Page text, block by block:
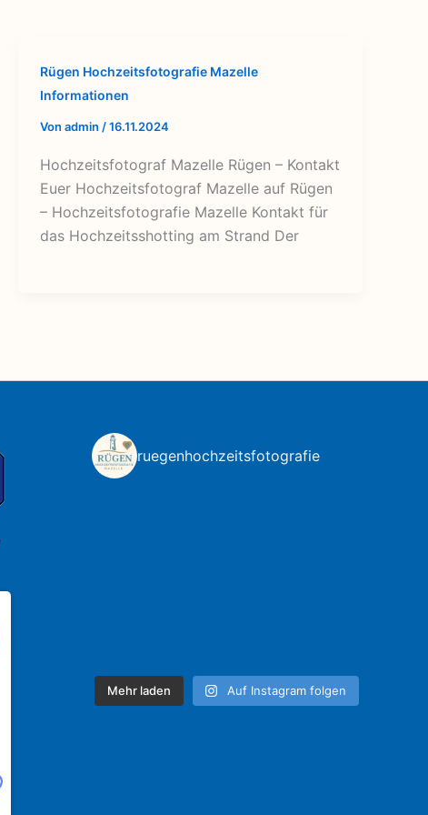
Rügen Hochzeitsfotografie Mazelle
Informationen
Vonadmin /16.11.2024
Hochzeitsfotograf Mazelle Rügen – Kontakt
Euer Hochzeitsfotograf Mazelle auf Rügen
– Hochzeitsfotografie Mazelle Kontakt für
das Hochzeitsshotting am Strand Der
ruegenhochzeitsfotografie
Mehr laden Auf Instagram folgen